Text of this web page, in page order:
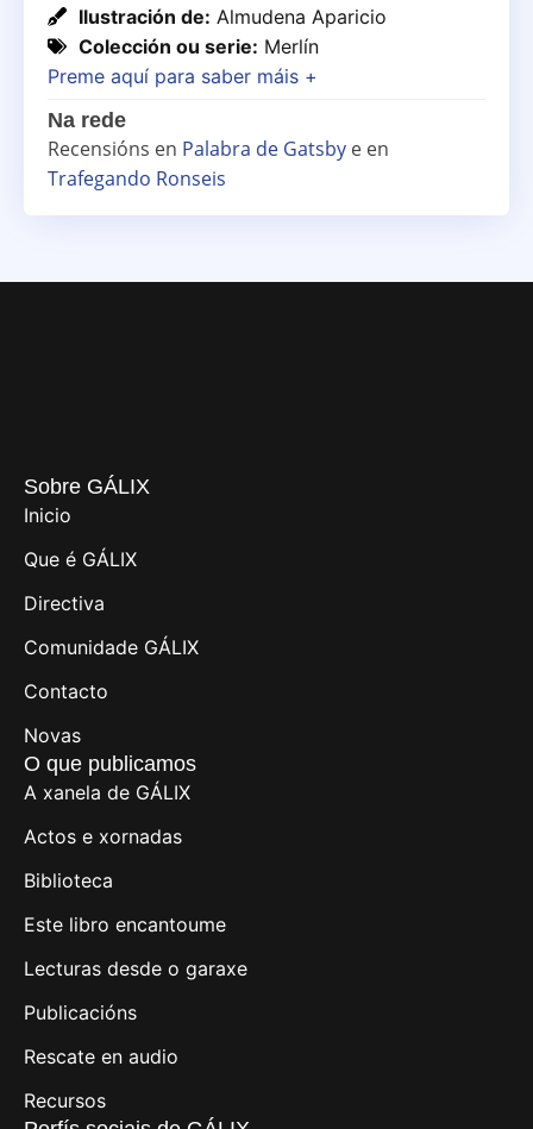
Ilustración de: Almudena Aparicio
Colección ou serie: Merlín
Preme aquí para saber máis +
Na rede
Recensións en Palabra de Gatsby e en
Trafegando Ronseis
Sobre GÁLIX
Inicio
Que é GÁLIX
Directiva
Comunidade GÁLIX
Contacto
Novas
O que publicamos
A xanela de GÁLIX
Actos e xornadas
Biblioteca
Este libro encantoume
Lecturas desde o garaxe
Publicacións
Rescate en audio
Recursos